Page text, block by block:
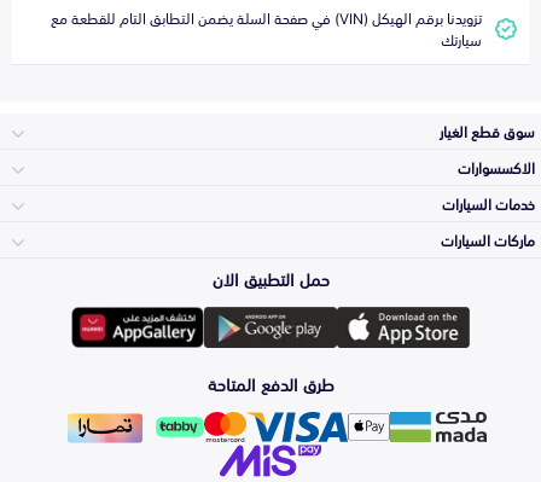
تزويدنا برقم الهيكل (VIN) في صفحة السلة يضمن التطابق التام للقطعة مع
سيارتك
سوق قطع الغيار
المكائن، القيرات
وملحقاتها
الشمعات
والاصطبات (الاضاءة)
الاكسسوارات
لوازم الرحلات
اكسسوارات العناية
خدمات السيارات
الأكثر مبيعاً
التلميع والعناية
ماركات السيارات
تويوتا
هيونداي
حمل التطبيق الان
طرق الدفع المتاحة